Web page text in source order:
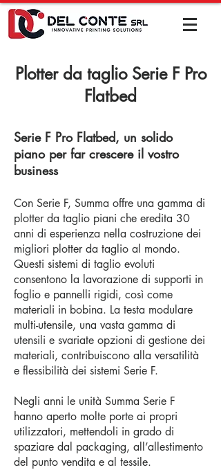
Plotter da taglio Serie F Pro
Flatbed
Serie F Pro Flatbed, un solido
piano per far crescere il vostro
business
Con Serie F, Summa offre una gamma di
plotter da taglio piani che eredita 30
anni di esperienza nella costruzione dei
migliori plotter da taglio al mondo.
Questi sistemi di taglio evoluti
consentono la lavorazione di supporti in
foglio e pannelli rigidi, così come
materiali in bobina. La testa modulare
multi-utensile, una vasta gamma di
utensili e svariate opzioni di gestione dei
materiali, contribuiscono alla versatilità
e flessibilità dei sistemi Serie F.
Negli anni le unità Summa Serie F
hanno aperto molte porte ai propri
utilizzatori, mettendoli in grado di
spaziare dal packaging, all’allestimento
del punto vendita e al tessile.